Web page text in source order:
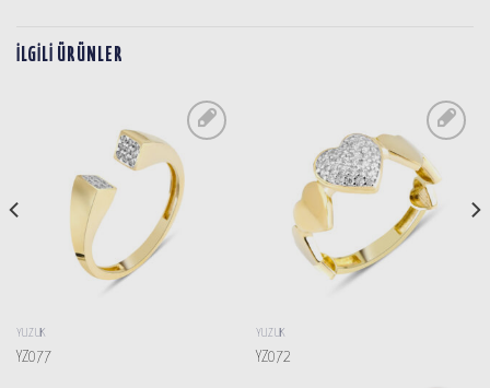
İLGILI ÜRÜNLER
SIPARIŞ
LISTESINE
EKLE
YÜZÜK
YZ077
SIPARIŞ
LISTESINE
EKLE
YÜZÜK
YZ072